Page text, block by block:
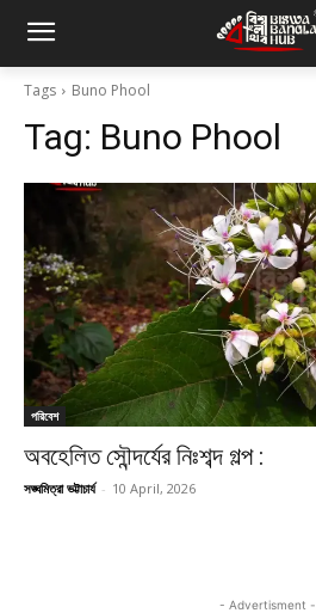
Tags Buno Phool
Tag: Buno Phool
পরিবেশ
অবহেলিত সৌন্দর্যের নিঃশব্দ গল্প :
সঙ্ঘমিত্রা ভট্টাচার্য - 10 April, 2026
- Advertisment -